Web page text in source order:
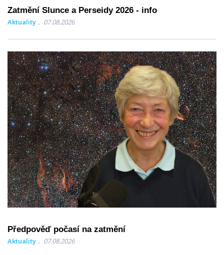
Zatmění Slunce a Perseidy 2026 - info
Aktuality 07.08.2026
Předpověď počasí na zatmění
Aktuality 07.08.2026